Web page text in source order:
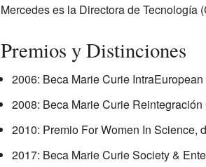
Mercedes es la Directora de Tecnología
Premios y Distinciones
2006: Beca Marie Curie
2008: Beca Marie Curie
2010: Premio For Women In Science,
2017: Beca Marie Curie Society &